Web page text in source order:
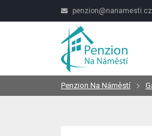
penzion@nanamesti.cz
Penzion Na Náměstí